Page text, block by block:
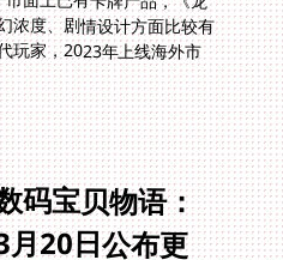
码宝贝物语：
月20日公布更